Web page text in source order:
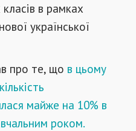
в рамках
української
про те, що в цьому
майже на 10% в
роком.